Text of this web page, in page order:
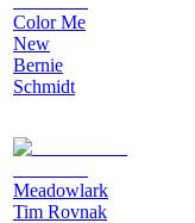
Color Me
New
Bernie
Schmidt
Meadowlark
Tim Rovnak